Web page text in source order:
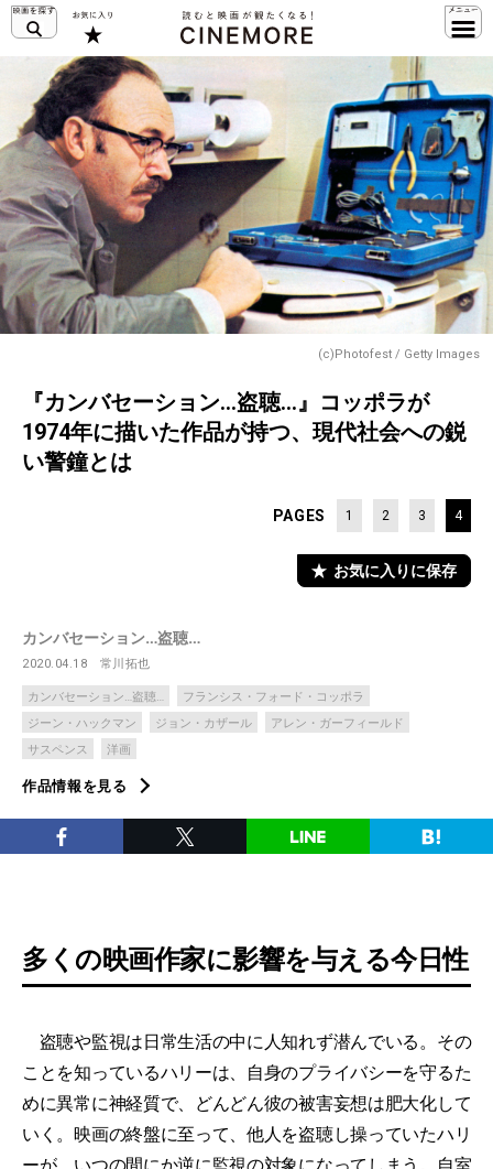
(c)Photofest / Getty Images
『カンバセーション…盗聴…』コッポラが
1974年に描いた作品が持つ、現代社会への鋭
い警鐘とは
PAGES 1 2 3 4
お気に入りに保存
カンバセーション…盗聴…
2020.04.18 常川拓也
カンバセーション…盗聴…
フランシス・フォード・コッポラ
ジーン・ハックマン
ジョン・カザール
アレン・ガーフィールド
サスペンス
洋画
作品情報を見る
多くの映画作家に影響を与える今日性
盗聴や監視は日常生活の中に人知れず潜んでいる。その
ことを知っているハリーは、自身のプライバシーを守るた
めに異常に神経質で、どんどん彼の被害妄想は肥大化して
いく。映画の終盤に至って、他人を盗聴し操っていたハリ